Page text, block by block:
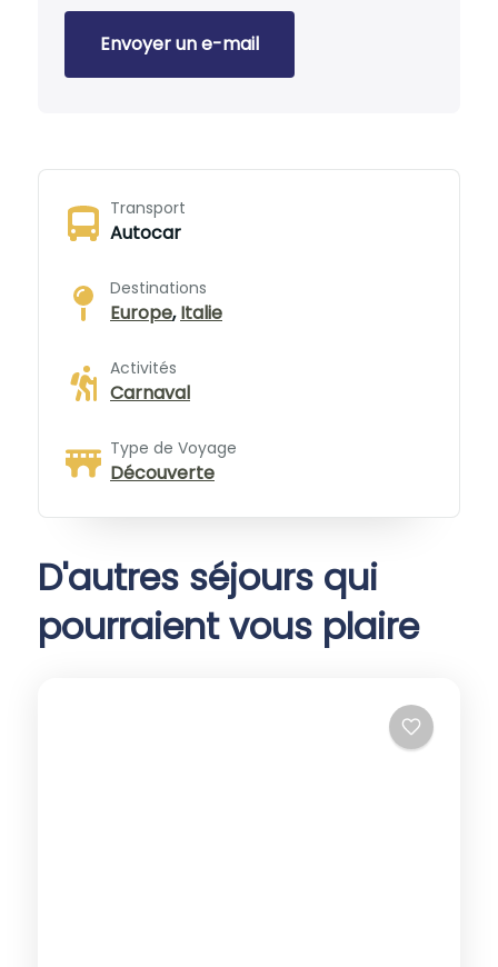
Envoyer un e-mail
Transport
Autocar
Destinations
Europe,Italie
Activités
Carnaval
Type de Voyage
Découverte
D'autres séjours qui
pourraient vous plaire